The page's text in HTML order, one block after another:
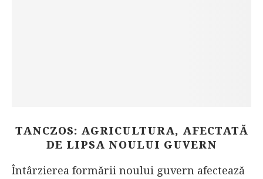
TANCZOS: AGRICULTURA, AFECTATĂ
DE LIPSA NOULUI GUVERN
Întârzierea formării noului guvern afectează